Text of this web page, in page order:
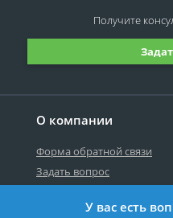
О компании
Форма обратной связи
Задать вопрос
Получите
У вас есть